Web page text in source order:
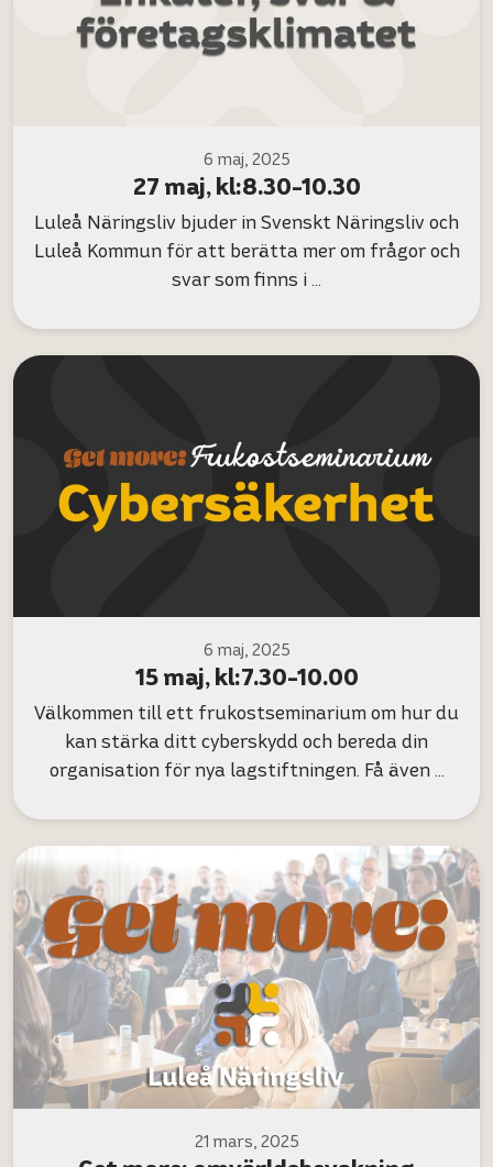
6 maj, 2025
27 maj, kl:8.30-10.30
Luleå Näringsliv bjuder in Svenskt Näringsliv och
Luleå Kommun för att berätta mer om frågor och
svar som finns i …
6 maj, 2025
15 maj, kl:7.30-10.00
Välkommen till ett frukostseminarium om hur du
kan stärka ditt cyberskydd och bereda din
organisation för nya lagstiftningen. Få även …
21 mars, 2025